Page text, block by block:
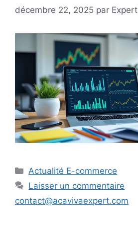
décembre 22, 2025 par Expert
Catégories
Actualité E-commerce
Laisser un commentaire
contact@acavivaexpert.com